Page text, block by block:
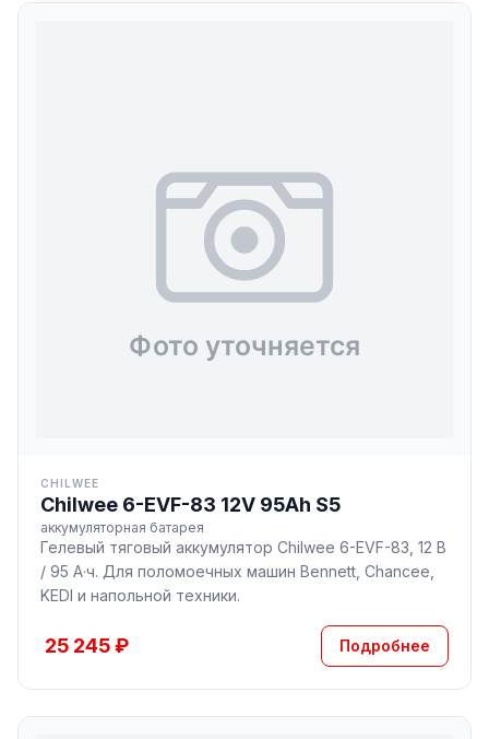
CHILWEE
Chilwee 6-EVF-83 12V 95Ah S5
аккумуляторная батарея
Гелевый тяговый аккумулятор Chilwee 6-EVF-83, 12 В
/ 95 А·ч. Для поломоечных машин Bennett, Chancee,
KEDI и напольной техники.
25 245 ₽ Подробнее